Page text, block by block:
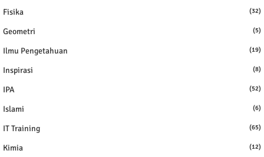
Fisika (32)
Geometri (5)
Ilmu Pengetahuan (19)
Inspirasi (8)
IPA (52)
Islami (6)
IT Training (65)
Kimia (12)